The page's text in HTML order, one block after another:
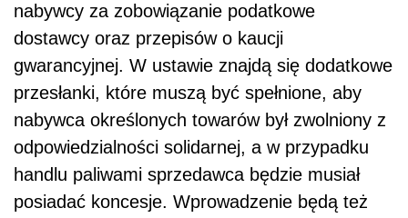
nabywcy za zobowiązanie podatkowe
dostawcy oraz przepisów o kaucji
gwarancyjnej. W ustawie znajdą się dodatkowe
przesłanki, które muszą być spełnione, aby
nabywca określonych towarów był zwolniony z
odpowiedzialności solidarnej, a w przypadku
handlu paliwami sprzedawca będzie musiał
posiadać koncesje. Wprowadzenie będą też